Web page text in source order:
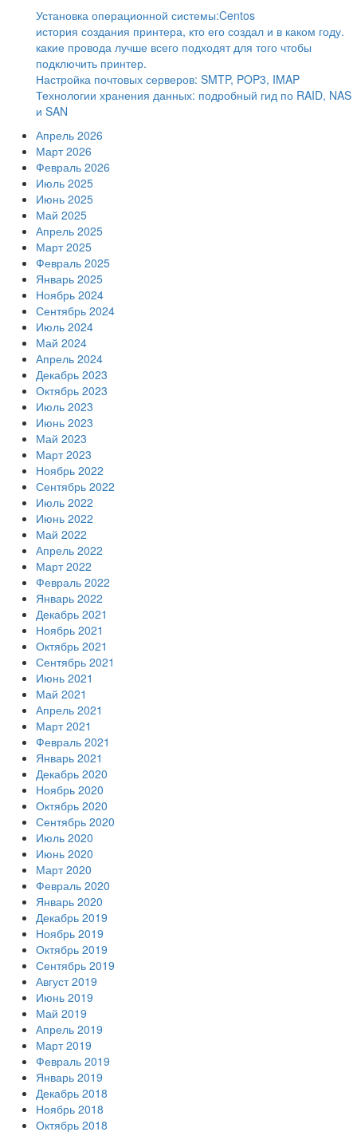
Установка операционной системы:Centos
история создания принтера, кто его создал и в каком году.
какие провода лучше всего подходят для того чтобы
подключить принтер.
Настройка почтовых серверов: SMTP, POP3, IMAP
Технологии хранения данных: подробный гид по RAID, NAS
и SAN
Апрель 2026
Март 2026
Февраль 2026
Июль 2025
Июнь 2025
Май 2025
Апрель 2025
Март 2025
Февраль 2025
Январь 2025
Ноябрь 2024
Сентябрь 2024
Июль 2024
Май 2024
Апрель 2024
Декабрь 2023
Октябрь 2023
Июль 2023
Июнь 2023
Май 2023
Март 2023
Ноябрь 2022
Сентябрь 2022
Июль 2022
Июнь 2022
Май 2022
Апрель 2022
Март 2022
Февраль 2022
Январь 2022
Декабрь 2021
Ноябрь 2021
Октябрь 2021
Сентябрь 2021
Июнь 2021
Май 2021
Апрель 2021
Март 2021
Февраль 2021
Январь 2021
Декабрь 2020
Ноябрь 2020
Октябрь 2020
Сентябрь 2020
Июль 2020
Июнь 2020
Март 2020
Февраль 2020
Январь 2020
Декабрь 2019
Ноябрь 2019
Октябрь 2019
Сентябрь 2019
Август 2019
Июнь 2019
Май 2019
Апрель 2019
Март 2019
Февраль 2019
Январь 2019
Декабрь 2018
Ноябрь 2018
Октябрь 2018